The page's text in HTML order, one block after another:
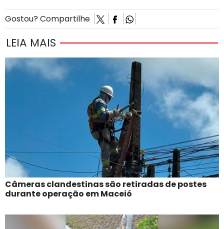
Gostou? Compartilhe
LEIA MAIS
Câmeras clandestinas são retiradas de postes
durante operação em Maceió